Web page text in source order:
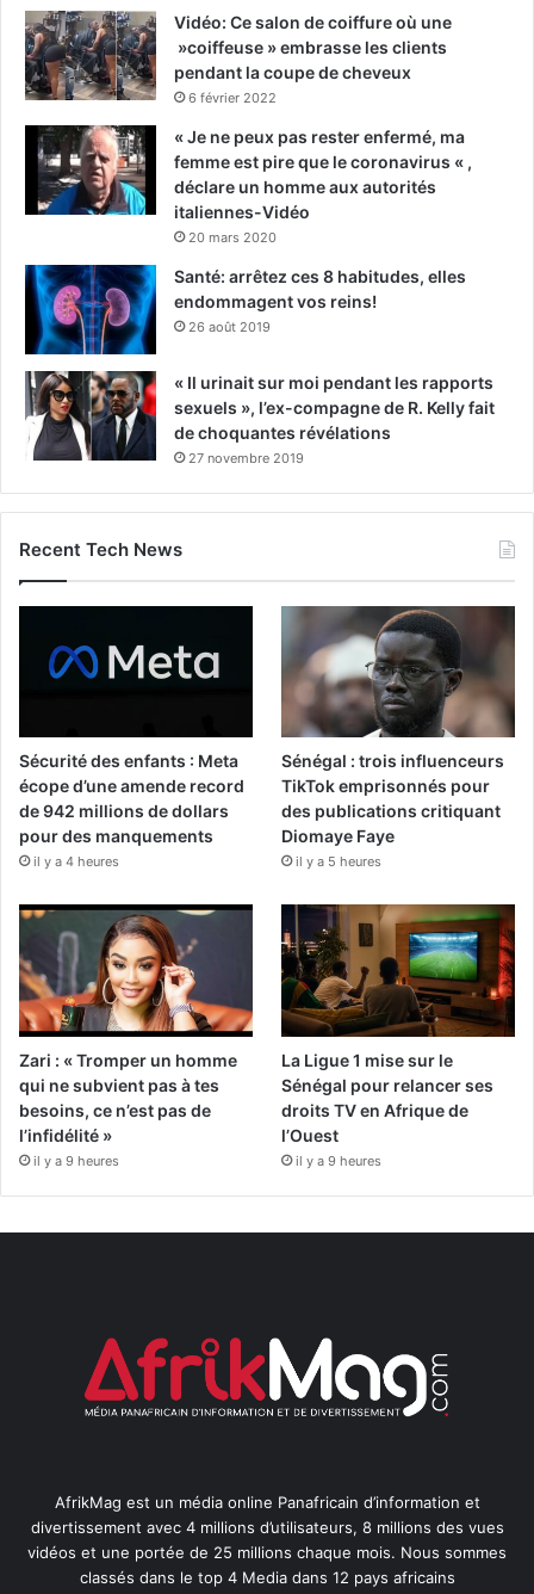
Vidéo: Ce salon de coiffure où une
»coiffeuse » embrasse les clients
pendant la coupe de cheveux
6 février 2022
« Je ne peux pas rester enfermé, ma
femme est pire que le coronavirus « ,
déclare un homme aux autorités
italiennes-Vidéo
20 mars 2020
Santé: arrêtez ces 8 habitudes, elles
endommagent vos reins!
26 août 2019
« Il urinait sur moi pendant les rapports
sexuels », l’ex-compagne de R. Kelly fait
de choquantes révélations
27 novembre 2019
Recent Tech News
Sécurité des enfants : Meta
écope d’une amende record
de 942 millions de dollars
pour des manquements
il y a 4 heures
Sénégal : trois influenceurs
TikTok emprisonnés pour
des publications critiquant
Diomaye Faye
il y a 5 heures
Zari : « Tromper un homme
qui ne subvient pas à tes
besoins, ce n’est pas de
l’infidélité »
il y a 9 heures
La Ligue 1 mise sur le
Sénégal pour relancer ses
droits TV en Afrique de
l’Ouest
il y a 9 heures
AfrikMag est un média online Panafricain d’information et
divertissement avec 4 millions d’utilisateurs, 8 millions des vues
vidéos et une portée de 25 millions chaque mois. Nous sommes
classés dans le top 4 Media dans 12 pays africains